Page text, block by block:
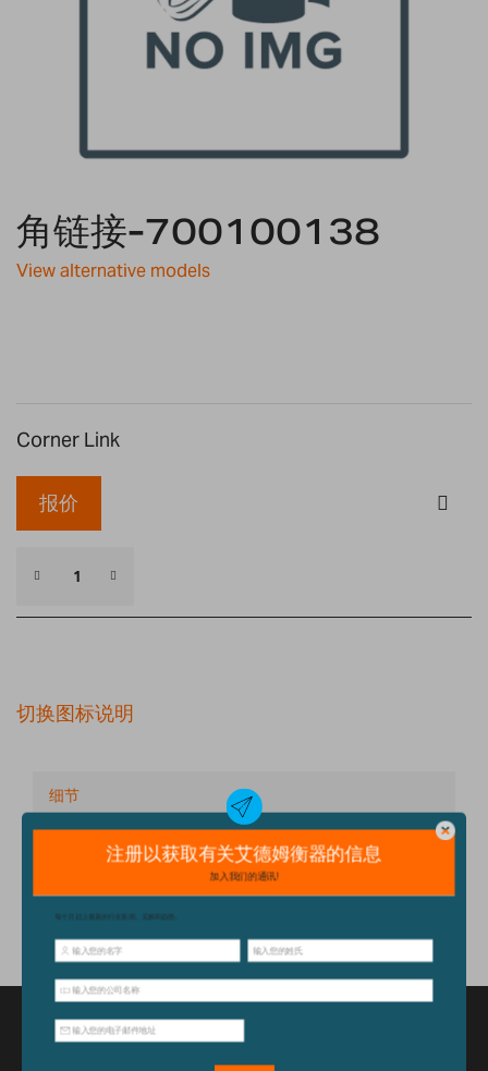
to
the
beginning
of
角链接-700100138
View alternative models
Corner Link
报价
切换图标说明
细节
技术规格
配件
特点和优点